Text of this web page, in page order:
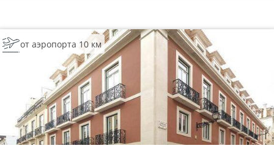
от аэропорта 10 км